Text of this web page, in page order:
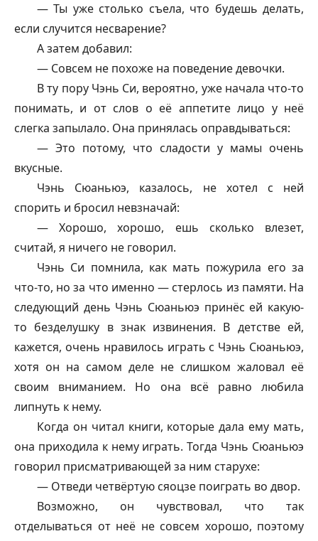
— Ты уже столько съела, что будешь делать,
если случится несварение?
А затем добавил:
— Совсем не похоже на поведение девочки.
В ту пору Чэнь Си, вероятно, уже начала что-то
понимать, и от слов о её аппетите лицо у неё
слегка запылало. Она принялась оправдываться:
— Это потому, что сладости у мамы очень
вкусные.
Чэнь Сюаньюэ, казалось, не хотел с ней
спорить и бросил невзначай:
— Хорошо, хорошо, ешь сколько влезет,
считай, я ничего не говорил.
Чэнь Си помнила, как мать пожурила его за
что-то, но за что именно — стерлось из памяти. На
следующий день Чэнь Сюаньюэ принёс ей какую-
то безделушку в знак извинения. В детстве ей,
кажется, очень нравилось играть с Чэнь Сюаньюэ,
хотя он на самом деле не слишком жаловал её
своим вниманием. Но она всё равно любила
липнуть к нему.
Когда он читал книги, которые дала ему мать,
она приходила к нему играть. Тогда Чэнь Сюаньюэ
говорил присматривающей за ним старухе:
— Отведи четвёртую сяоцзе поиграть во двор.
Возможно, он чувствовал, что так
отделываться от неё не совсем хорошо, поэтому